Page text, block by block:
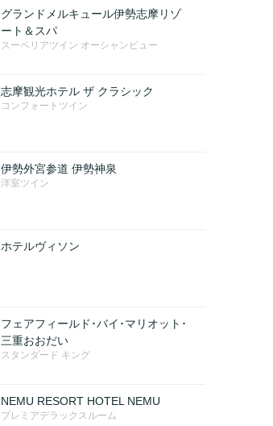
グランドメルキュール伊勢志摩リゾ
ート＆スパ
スーペリアツイン オーシャンビュー
志摩観光ホテル ザ クラシック
コンフォートツイン
伊勢外宮参道 伊勢神泉
洋室ツイン
ホテルヴィソン
フェアフィールド･バイ･マリオット･
三重おおだい
スタンダード キング
NEMU RESORT HOTEL NEMU
プレミアデラックスルーム